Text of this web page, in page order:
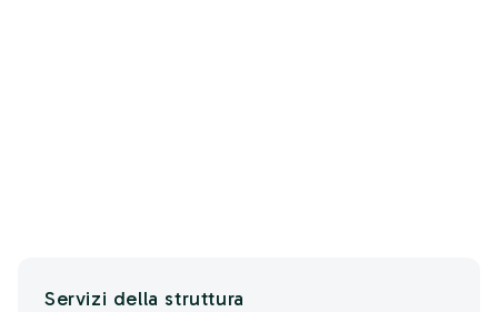
Servizi della struttura